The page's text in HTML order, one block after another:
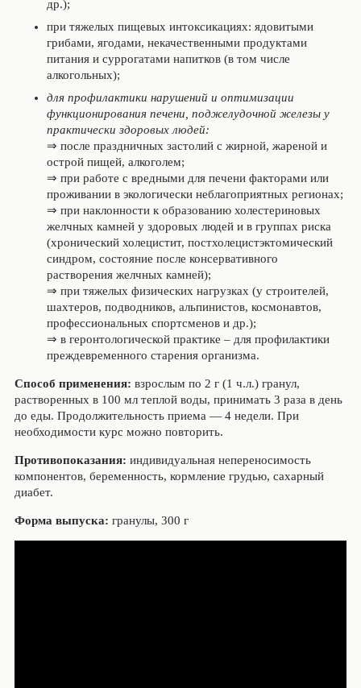
др.);
при тяжелых пищевых интоксикациях: ядовитыми
грибами, ягодами, некачественными продуктами
питания и суррогатами напитков (в том числе
алкогольных);
для профилактики нарушений и оптимизации
функционирования печени, поджелудочной железы у
практически здоровых людей:
⇒ после праздничных застолий с жирной, жареной и
острой пищей, алкоголем;
⇒ при работе с вредными для печени факторами или
проживании в экологически неблагоприятных регионах;
⇒ при наклонности к образованию холестериновых
желчных камней у здоровых людей и в группах риска
(хронический холецистит, постхолецистэктомический
синдром, состояние после консервативного
растворения желчных камней);
⇒ при тяжелых физических нагрузках (у строителей,
шахтеров, подводников, альпинистов, космонавтов,
профессиональных спортсменов и др.);
⇒ в геронтологической практике – для профилактики
преждевременного старения организма.
Способ применения: взрослым по 2 г (1 ч.л.) гранул,
растворенных в 100 мл теплой воды, принимать 3 раза в день
до еды. Продолжительность приема — 4 недели. При
необходимости курс можно повторить.
Противопоказания: индивидуальная непереносимость
компонентов, беременность, кормление грудью, сахарный
диабет.
Форма выпуска: гранулы, 300 г